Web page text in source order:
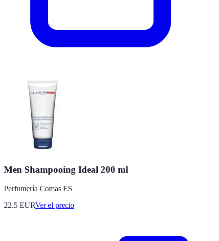
Men Shampooing Ideal 200 ml
Perfumería Comas ES
22.5 EURVer el precio